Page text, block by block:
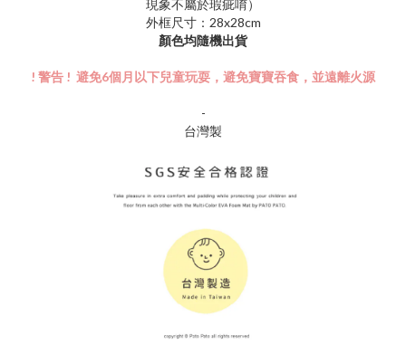
現象不屬於瑕疵唷）
外框尺寸：28x28cm
顏色均隨機出貨
! 警告 ! 避免6個月以下兒童玩耍，避免寶寶吞食，並遠離火源
-
台灣製